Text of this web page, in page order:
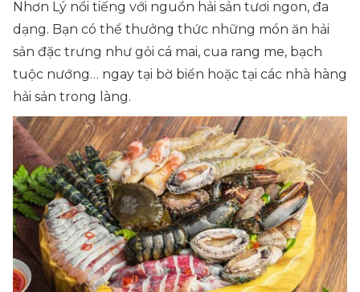
Nhơn Lý nổi tiếng với nguồn hải sản tươi ngon, đa
dạng. Bạn có thể thưởng thức những món ăn hải
sản đặc trưng như gỏi cá mai, cua rang me, bạch
tuộc nướng… ngay tại bờ biển hoặc tại các nhà hàng
hải sản trong làng.